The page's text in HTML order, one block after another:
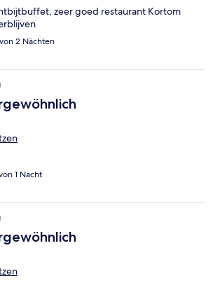
zeer goed restaurant Kortom
2 Nächten
1 Nacht